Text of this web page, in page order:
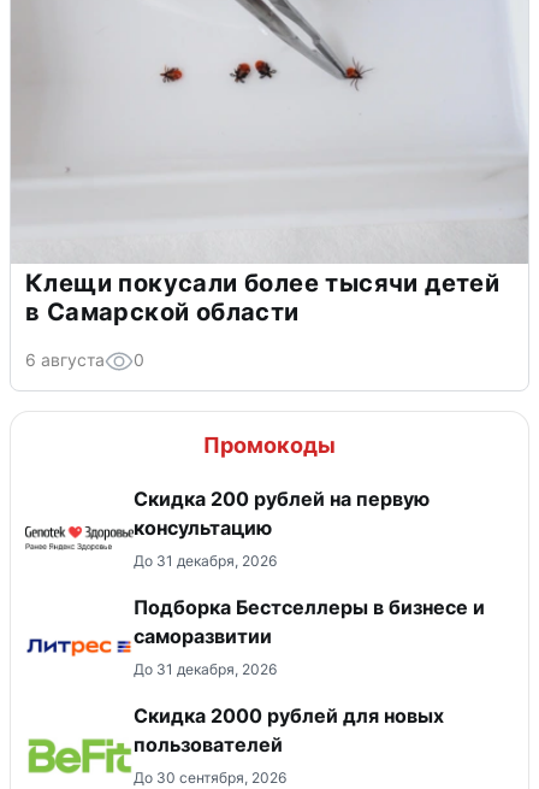
Клещи покусали более тысячи детей
в Самарской области
6 августа 0
Промокоды
Скидка 200 рублей на первую
консультацию
До 31 декабря, 2026
Подборка Бестселлеры в бизнесе и
саморазвитии
До 31 декабря, 2026
​Скидка 2000 рублей для новых
пользователей
До 30 сентября, 2026